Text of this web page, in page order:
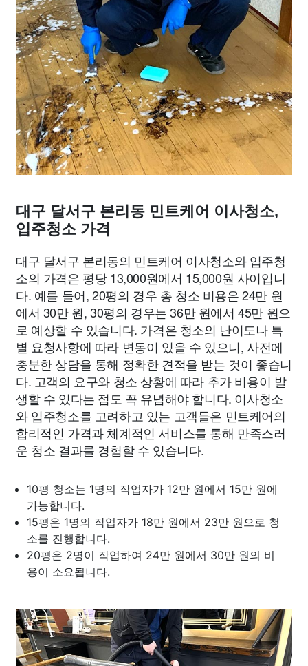
대구 달서구 본리동 민트케어 이사청소,
입주청소 가격
대구 달서구 본리동의 민트케어 이사청소와 입주청
소의 가격은 평당 13,000원에서 15,000원 사이입니
다. 예를 들어, 20평의 경우 총 청소 비용은 24만 원
에서 30만 원, 30평의 경우는 36만 원에서 45만 원으
로 예상할 수 있습니다. 가격은 청소의 난이도나 특
별 요청사항에 따라 변동이 있을 수 있으니, 사전에
충분한 상담을 통해 정확한 견적을 받는 것이 좋습니
다. 고객의 요구와 청소 상황에 따라 추가 비용이 발
생할 수 있다는 점도 꼭 유념해야 합니다. 이사청소
와 입주청소를 고려하고 있는 고객들은 민트케어의
합리적인 가격과 체계적인 서비스를 통해 만족스러
운 청소 결과를 경험할 수 있습니다.
10평 청소는 1명의 작업자가 12만 원에서 15만 원에
가능합니다.
15평은 1명의 작업자가 18만 원에서 23만 원으로 청
소를 진행합니다.
20평은 2명이 작업하여 24만 원에서 30만 원의 비
용이 소요됩니다.